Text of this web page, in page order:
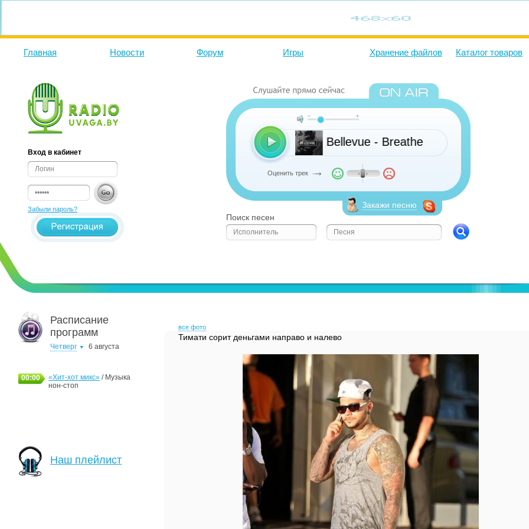
Главная Новости Форум Игры Хранение файлов Каталог товаров
Вход в кабинет
Забыли пароль?
Расписание
программ
Четверг 6 августа
00:00 «Хит-хот микс» / Музыка
нон-стоп
Наш плейлист
Bellevue - Breathe
Оценить трек
Закажи песню
Поиск песен
все фото
Тимати сорит деньгами направо и налево